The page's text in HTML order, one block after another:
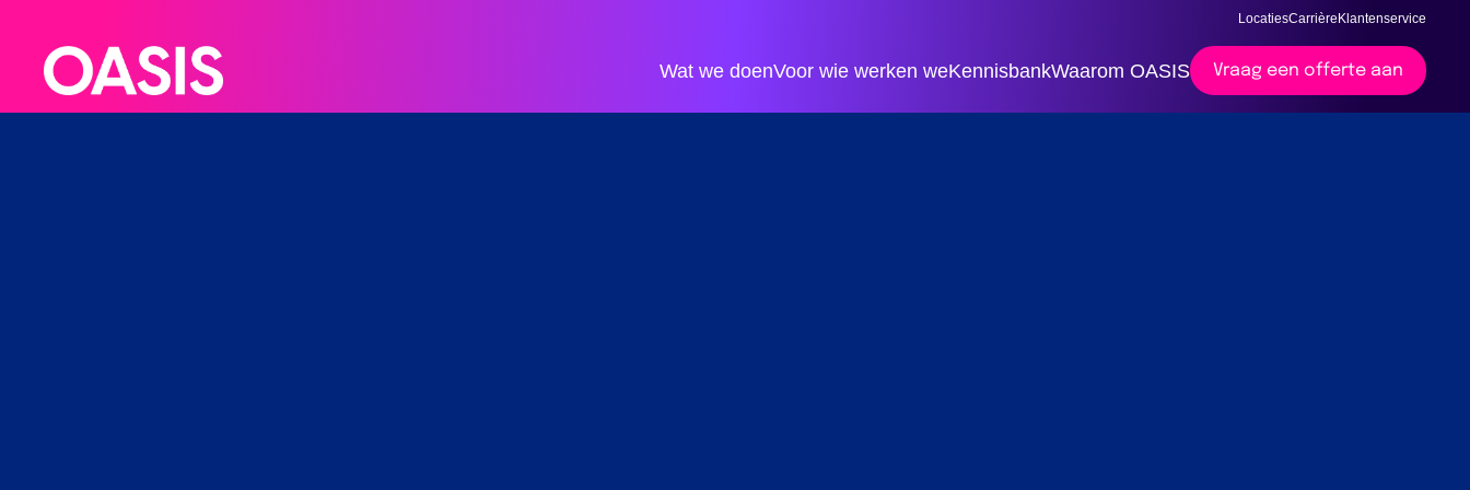
LocatiesCarrière Klantenservice
Wat we doenVoor wie werken weKennisbankWaarom OASIS Vraag een offerte aan